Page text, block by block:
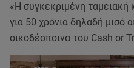
«Η συγκεκριμένη
για 50 χρόνια δηλαδή μισό
οικοδέσποινα του Cash or